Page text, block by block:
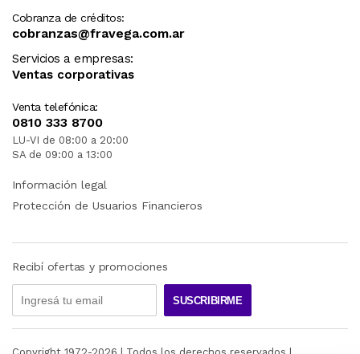
Cobranza de créditos:
cobranzas@fravega.com.ar
Servicios a empresas:
Ventas corporativas
Venta telefónica:
0810 333 8700
LU-VI de 08:00 a 20:00
SA de 09:00 a 13:00
Información legal
Protección de Usuarios Financieros
Recibí ofertas y promociones
SUSCRIBIRME